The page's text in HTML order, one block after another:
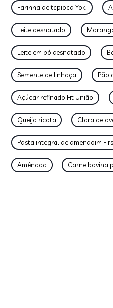
Farinha de tapioca Yoki
Leite desnatado
Leite em pó desnatado
Semente de linhaça Pão
Açúcar refinado Fit União
Queijo ricota Clara de
Pasta integral de amendoim
Amêndoa Carne bovina